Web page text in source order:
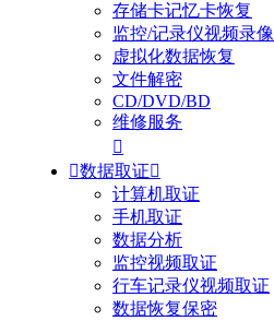
存储卡记忆卡恢复
监控/记录仪视频录像
虚拟化数据恢复
文件解密
CD/DVD/BD
维修服务

数据取证
计算机取证
手机取证
数据分析
监控视频取证
行车记录仪视频取证
数据恢复保密